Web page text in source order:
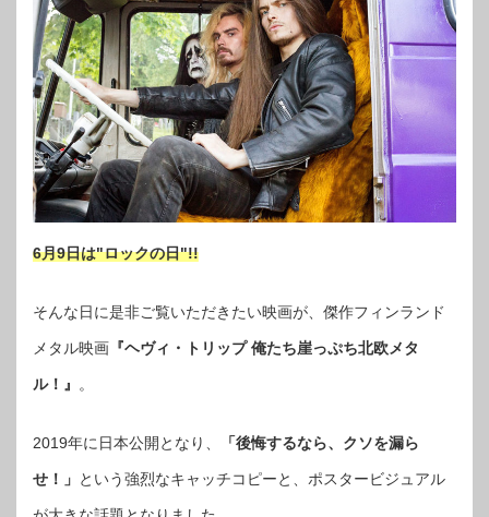
6月9日は"ロックの日"!!
そんな日に是非ご覧いただきたい映画が、傑作フィンランド
メタル映画 『ヘヴィ・トリップ 俺たち崖っぷち北欧メタ
ル！』 。
2019年に日本公開となり、 「後悔するなら、クソを漏ら
せ！」 という強烈なキャッチコピーと、ポスタービジュアル